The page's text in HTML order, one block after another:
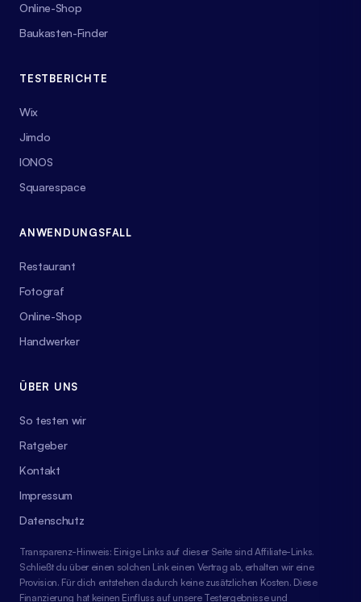
Online-Shop
Baukasten-Finder
TESTBERICHTE
Wix
Jimdo
IONOS
Squarespace
ANWENDUNGSFALL
Restaurant
Fotograf
Online-Shop
Handwerker
ÜBER UNS
So testen wir
Ratgeber
Kontakt
Impressum
Datenschutz
Transparenz-Hinweis: Einige Links auf dieser Seite sind Affiliate-Links.
Schließt du über einen solchen Link einen Vertrag ab, erhalten wir eine
Provision. Für dich entstehen dadurch keine zusätzlichen Kosten. Diese
Finanzierung hat keinen Einfluss auf unsere Testergebnisse und